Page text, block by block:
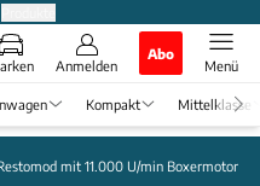
Anmelden
Abo
Menü
Kompakt Mittelklasse
mit 11.000 U/min Boxermotor